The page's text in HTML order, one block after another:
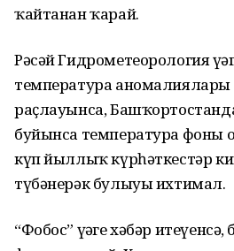
ҡайтанан ҡарай.
Рәсәй Гидрометеорология
температура аномалиялары
раҫлауынса,
буйынса температура фоны
күп йыллыҡ күрһәткестәр
түбәнерәк булыуы ихтимал.
“Фобос” үҙәге хәбәр итеүенсә,